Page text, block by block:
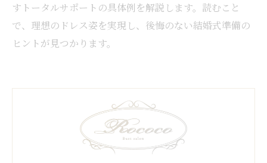
すトータルサポートの具体例を解説します。読むこと
で、理想のドレス姿を実現し、後悔のない結婚式準備の
ヒントが見つかります。